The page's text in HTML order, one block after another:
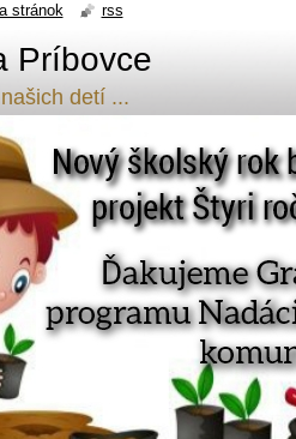
Príbovce
detí ...
stránok
rss